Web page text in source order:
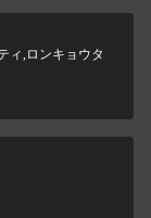
ィ,ロンキョウタ